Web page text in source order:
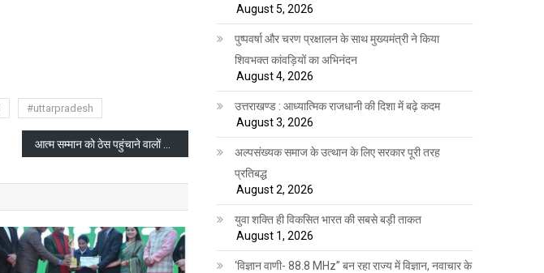
#uttarpradesh
August 5, 2026
पुष्पवर्षा और चरण प्रक्षालन के साथ मुख्यमंत्री ने किया
शिवभक्त कांवड़ियों का अभिनंदन
August 4, 2026
उत्तराखण्ड : आध्यात्मिक राजधानी की दिशा में बढ़े कदम
August 3, 2026
अल्पसंख्यक समाज के उत्थान के लिए सरकार पूरी तरह
प्रतिबद्ध
August 2, 2026
युवा शक्ति ही विकसित भारत की सबसे बड़ी ताकत
August 1, 2026
‘विज्ञान वाणी- 88.8 MHz” बन रहा राज्य में विज्ञान, नवाचार के